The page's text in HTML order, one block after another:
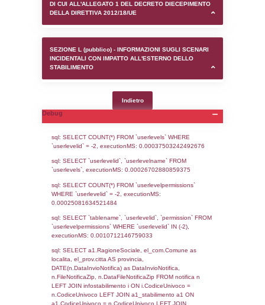
SEZIONE A1 (pubblico) - INFORMAZIONI
SEZIONE D (pubblico) - INFORMAZIONI
CONTROLLO A CUI è SOGGETTO LO
DELL'AMBIENTE/TERRITORIO
STABILIMENTO
SEZIONE H (pubblico) - DESCRIZIONE
STABILIMENTO E RIEPILOGO SOSTANZE
DI CUI ALL'ALLEGATO 1 DEL DECRETO
DELLA DIRETTIVA 2012/18/UE